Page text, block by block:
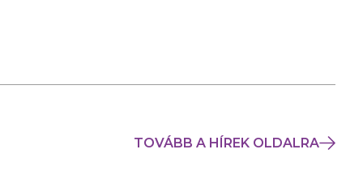
TOVÁBB A HÍREK OLDALRA